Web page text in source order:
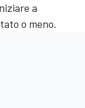
a
o meno.